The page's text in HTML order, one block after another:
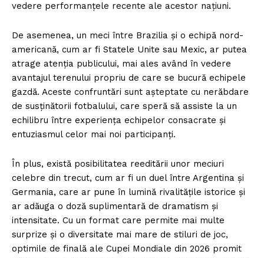
vedere performanțele recente ale acestor națiuni.
De asemenea, un meci între Brazilia și o echipă nord-
americană, cum ar fi Statele Unite sau Mexic, ar putea
atrage atenția publicului, mai ales având în vedere
avantajul terenului propriu de care se bucură echipele
gazdă. Aceste confruntări sunt așteptate cu nerăbdare
de susținătorii fotbalului, care speră să assiste la un
echilibru între experiența echipelor consacrate și
entuziasmul celor mai noi participanți.
În plus, există posibilitatea reeditării unor meciuri
celebre din trecut, cum ar fi un duel între Argentina și
Germania, care ar pune în lumină rivalitățile istorice și
ar adăuga o doză suplimentară de dramatism și
intensitate. Cu un format care permite mai multe
surprize și o diversitate mai mare de stiluri de joc,
optimile de finală ale Cupei Mondiale din 2026 promit